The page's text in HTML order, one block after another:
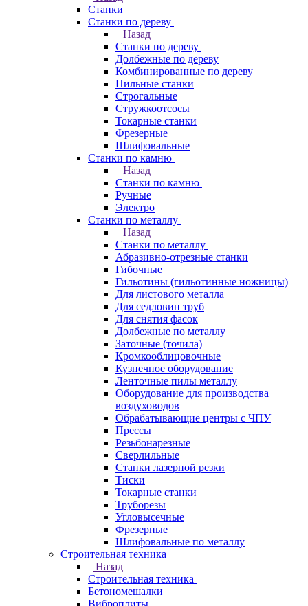
Станки
Станки по дереву
Назад
Станки по дереву
Долбежные по дереву
Комбинированные по дереву
Пильные станки
Строгальные
Стружкоотсосы
Токарные станки
Фрезерные
Шлифовальные
Станки по камню
Назад
Станки по камню
Ручные
Электро
Станки по металлу
Назад
Станки по металлу
Абразивно-отрезные станки
Гибочные
Гильотины (гильотинные ножницы)
Для листового металла
Для седловин труб
Для снятия фасок
Долбежные по металлу
Заточные (точила)
Кромкооблицовочные
Кузнечное оборудование
Ленточные пилы металлу
Оборудование для производства
воздуховодов
Обрабатывающие центры с ЧПУ
Прессы
Резьбонарезные
Сверлильные
Станки лазерной резки
Тиски
Токарные станки
Труборезы
Угловысечные
Фрезерные
Шлифовальные по металлу
Строительная техника
Назад
Строительная техника
Бетономешалки
Виброплиты